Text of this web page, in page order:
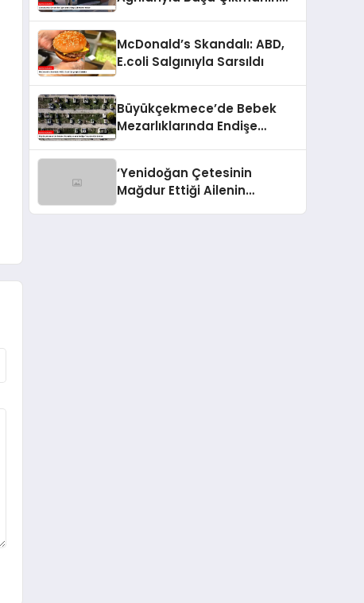
McDonald’s Skandalı: ABD,
E.coli Salgınıyla Sarsıldı
Büyükçekmece’de Bebek
Mezarlıklarında Endişe
‘Yenidoğan Çetesinin
Mağdur Ettiği Ailenin